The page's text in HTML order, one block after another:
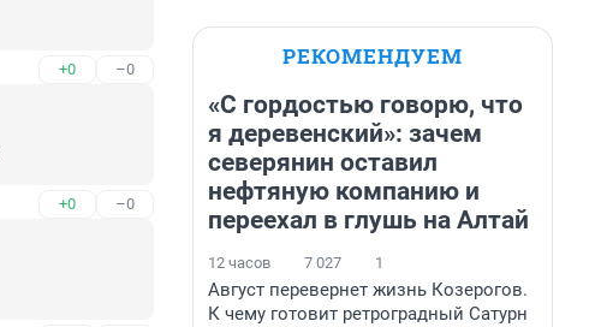
+0 –0
+0 –0
РЕКОМЕНДУЕМ
«С гордостью говорю, что
я деревенский»: зачем
северянин оставил
нефтяную компанию и
переехал в глушь на Алтай
12 часов 7 027 1
Август перевернет жизнь Козерогов.
К чему готовит ретроградный Сатурн